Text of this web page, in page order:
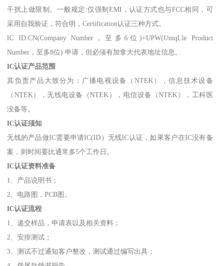
干扰上做限制。一般规定:仅强制EMI，认证方式也与FCC相同，可
采用自我验证，符合明，Certification认证三种方式。
IC ID:CN(Company Number，至多6位)+UPW(UniqLle Product
Number，至多8位) 申请，但必须有加拿大代表地址信息。
IC认证产品范围
其负责产品大致分为：广播电视设备（NTEK），信息技术设备
（NTEK），无线电设备（NTEK），电信设备（NTEK），工科医
没备等。
IC认证须知
无线的产品做IC需要申请IC(ID）无线IC认证，如果客户在IC没有备
案，则时间要比通常多5个工作日。
IC认证资料准备
1、产品说明书；
2、电路图，PCB图。
IC认证流程
1、递交样品，申请表以及相关资料；
2、安排测试；
3、测试不过通知客户整改，测试通过编写出具；